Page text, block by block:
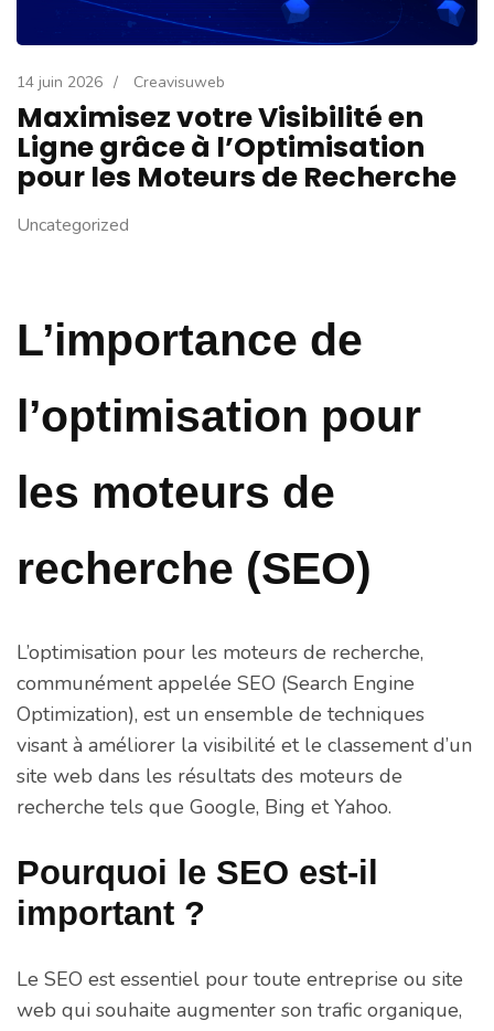
14 juin 2026 / Creavisuweb
Maximisez votre Visibilité en
Ligne grâce à l’Optimisation
pour les Moteurs de Recherche
Uncategorized
L’importance de
l’optimisation pour
les moteurs de
recherche (SEO)
L’optimisation pour les moteurs de recherche,
communément appelée SEO (Search Engine
Optimization), est un ensemble de techniques
visant à améliorer la visibilité et le classement d’un
site web dans les résultats des moteurs de
recherche tels que Google, Bing et Yahoo.
Pourquoi le SEO est-il
important ?
Le SEO est essentiel pour toute entreprise ou site
web qui souhaite augmenter son trafic organique,